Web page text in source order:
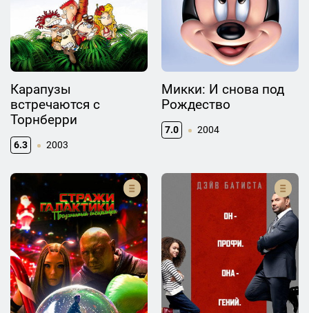
Карапузы
встречаются с
Торнберри
6.3 2003
Микки: И снова под
Рождество
7.0 2004